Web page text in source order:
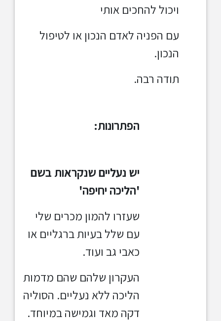
ויכול להחכים אותי
עם הפניה לאדם הנכון או לטיפול
הנכון.
תודה רבה.
הפתרונות:
יש נעליים שנקראות בשם
'הליכה יחיפה'
שעזרו להמון מכרים שלי
עם שלל בעיות ברגליים או
כאבי גב ועוד.
העקרון שלהם שהם מדמות
הליכה ללא נעליים. הסוליה
דקה מאד וגמישה במיוחד.